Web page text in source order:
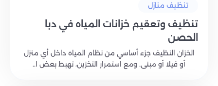
تنظيف منازل
تنظيف وتعقيم خزانات المياه في دبا
الحصن
الخزان النظيف جزء أساسي من نظام المياه داخل أي منزل
أو فيلا أو مبنى. ومع استمرار التخزين، تهبط بعض ا..